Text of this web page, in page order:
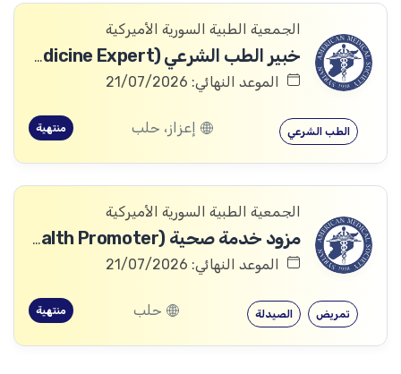
الجمعية الطبية السورية الأميركية
خبير الطب الشرعي (Forensic Medicine Expert)
الموعد النهائي: 21/07/2026
الطب الشرعي إعزاز، حلب منتهية
الجمعية الطبية السورية الأميركية
مزود خدمة صحية (Health Promoter)
الموعد النهائي: 21/07/2026
الصيدلة تمريض حلب منتهية